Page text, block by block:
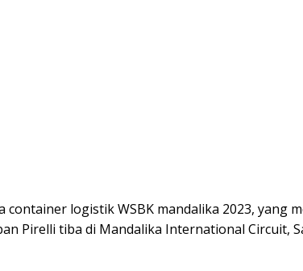
container logistik WSBK mandalika 2023, yang
Pirelli tiba di Mandalika International Circuit,